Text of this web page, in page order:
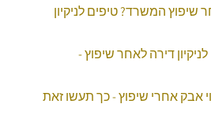
המשרד? טיפים לניקיון
דירה לאחר שיפוץ -
אבק אחרי שיפוץ - כך תעשו זאת